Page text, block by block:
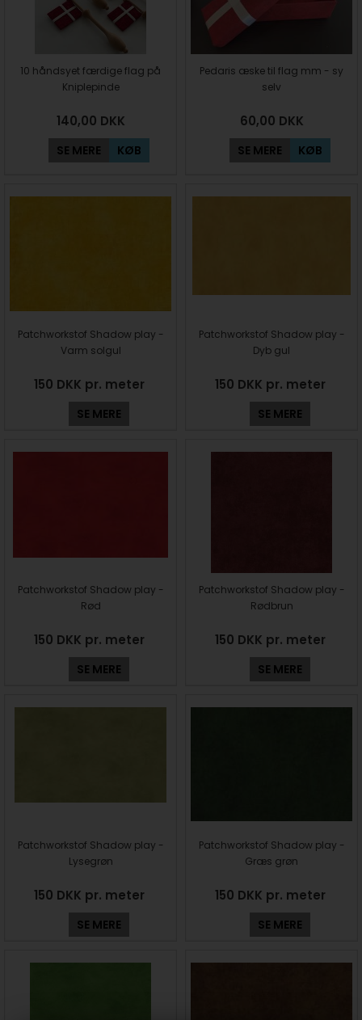
10 håndsyet færdige flag på
Kniplepinde
140,00 DKK
SE MERE KØB
Pedaris æske til flag mm - sy
selv
60,00 DKK
SE MERE KØB
Patchworkstof Shadow play -
Varm solgul
150 DKK pr. meter
SE MERE
Patchworkstof Shadow play -
Dyb gul
150 DKK pr. meter
SE MERE
Patchworkstof Shadow play -
Rød
150 DKK pr. meter
SE MERE
Patchworkstof Shadow play -
Rødbrun
150 DKK pr. meter
SE MERE
Patchworkstof Shadow play -
Lysegrøn
150 DKK pr. meter
SE MERE
Patchworkstof Shadow play -
Græs grøn
150 DKK pr. meter
SE MERE